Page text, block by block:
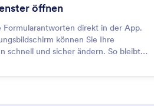
öffnen
Formularantworten direkt in der App.
können Sie Ihre
schnell und sicher ändern. So bleibt